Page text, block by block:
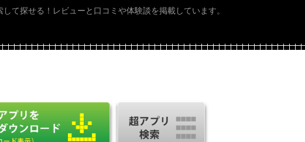
して探せる！レビューと口コミや体験談を掲載しています。